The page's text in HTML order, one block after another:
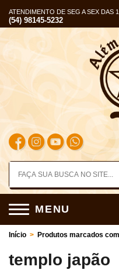
ATENDIMENTO DE SEG A SEX DAS
(54) 98145-5232
MENU
Início > Produtos marcados
templo japão